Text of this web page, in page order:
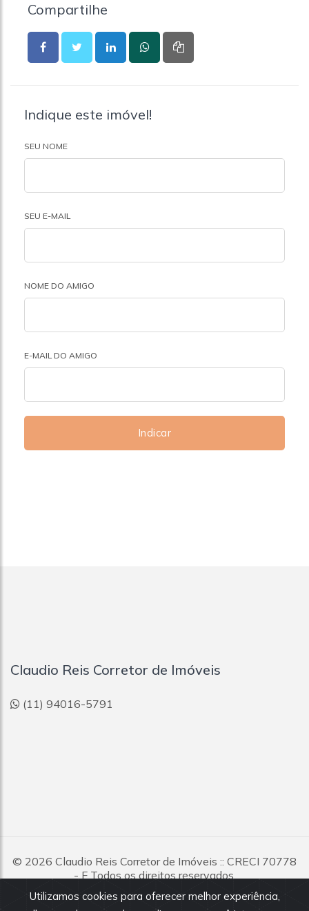
Compartilhe
Indique este imóvel!
SEU NOME
SEU E-MAIL
NOME DO AMIGO
E-MAIL DO AMIGO
Indicar
Utilizamos cookies para oferecer melhor experiência,
Claudio Reis Corretor de Imóveis
(11) 94016-5791
© 2026 Claudio Reis Corretor de Imóveis :: CRECI 70778
- F Todos os direitos reservados.
Todas as informações e valores exibidos neste portal são